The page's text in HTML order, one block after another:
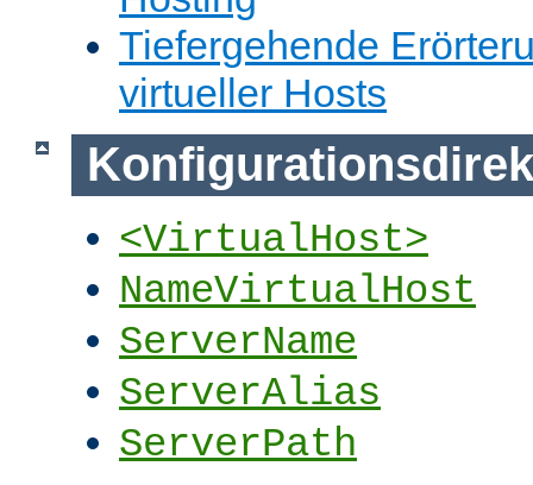
Tiefergehende
virtueller Hosts
<VirtualHost>
NameVirtualHost
ServerName
ServerAlias
ServerPath